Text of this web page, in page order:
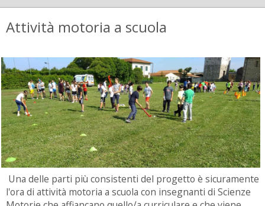
Attività motoria a scuola
Una delle parti più consistenti del progetto è sicuramente
l'ora di attività motoria a scuola con insegnanti di Scienze